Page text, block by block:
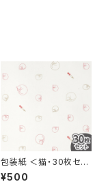
包装紙 ＜猫・30枚セッ
ト＞
¥500